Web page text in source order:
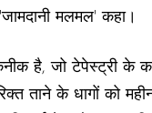
मलमल' कहा।
है, जो टेपेस्ट्री के
ताने के धागों को